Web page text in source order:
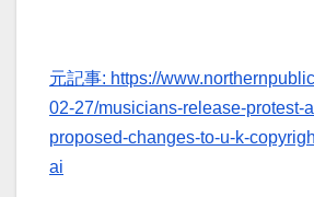
元記事: https://
02-27/musicians-release-protest-
proposed-changes-to-u-k-
ai